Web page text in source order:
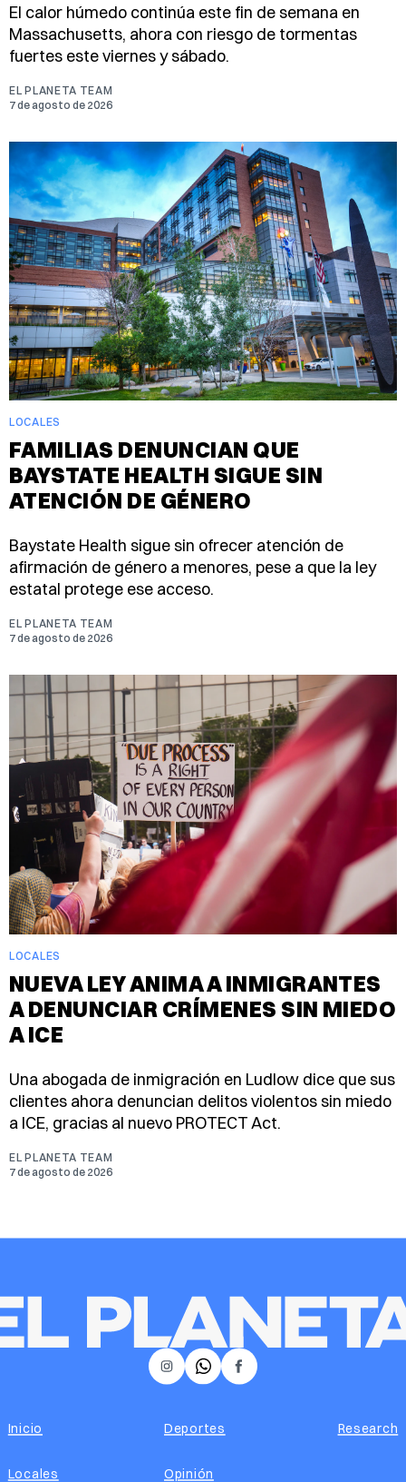
El calor húmedo continúa este fin de semana en
Massachusetts, ahora con riesgo de tormentas
fuertes este viernes y sábado.
EL PLANETA TEAM
7 de agosto de 2026
LOCALES
FAMILIAS DENUNCIAN QUE
BAYSTATE HEALTH SIGUE SIN
ATENCIÓN DE GÉNERO
Baystate Health sigue sin ofrecer atención de
afirmación de género a menores, pese a que la ley
estatal protege ese acceso.
EL PLANETA TEAM
7 de agosto de 2026
LOCALES
NUEVA LEY ANIMA A INMIGRANTES
A DENUNCIAR CRÍMENES SIN MIEDO
A ICE
Una abogada de inmigración en Ludlow dice que sus
clientes ahora denuncian delitos violentos sin miedo
a ICE, gracias al nuevo PROTECT Act.
EL PLANETA TEAM
7 de agosto de 2026
𝕏 Facebook
Instagram
Inicio
Locales
Deportes
Opinión
Research